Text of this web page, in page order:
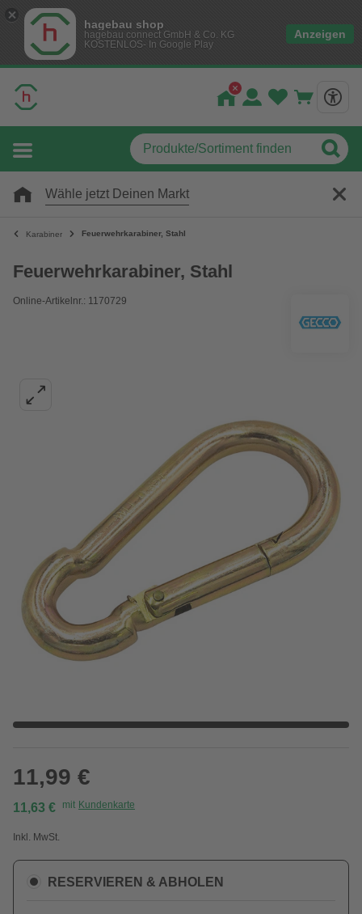
hagebau shop
hagebau connect GmbH & Co. KG
KOSTENLOS- In Google Play
Anzeigen
Wähle jetzt Deinen Markt
Karabiner Feuerwehrkarabiner, Stahl
Feuerwehrkarabiner, Stahl
Online-Artikelnr.: 1170729
11,99 €
11,63 € mit Kundenkarte
Inkl. MwSt.
RESERVIEREN & ABHOLEN